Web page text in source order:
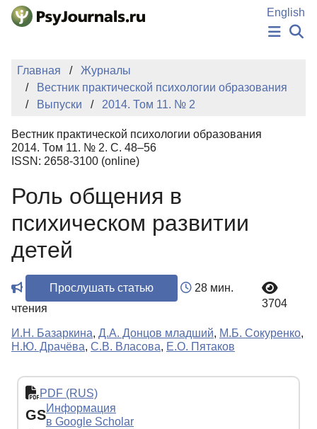
Перейти к основному содержанию
English
НОВОСТИ
ИЗДАНИЯ
АВТОРЫ
БАЗА ЗНАНИЙ
КЛЮЧЕВЫЕ СЛОВА
Регистрация
Главная
Журналы
Вестник практической психологии образования
Выпуски
2014. Том 11. № 2
Вестник практической психологии образования
2014. Том 11. № 2. С. 48–56
ISSN: 2658-3100 (online)
Роль общения в
психическом развитии
детей
Прослушать статью
28 мин.
чтения
3704
И.Н. Базаркина, Д.А. Донцов младший, М.Б. Сокуренко,
Н.Ю. Драчёва, С.В. Власова, Е.О. Пятаков
PDF (RUS)
GSИнформация
в Google Scholar